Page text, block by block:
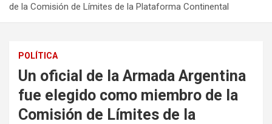
de la Comisión de Límites de la Plataforma Continental
POLÍTICA
Un oficial de la Armada Argentina
fue elegido como miembro de la
Comisión de Límites de la